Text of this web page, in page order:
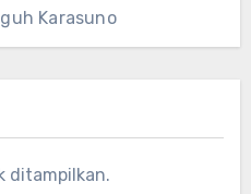
Karasuno
ditampilkan.